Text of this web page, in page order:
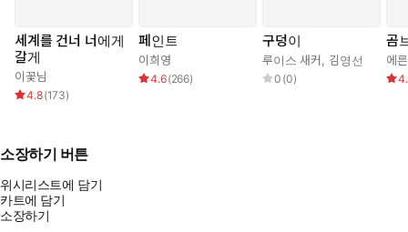
세계를 건너 너에게
갈게
이꽃님
4.8(173)
페인트
이희영
4.6(266)
구덩이
루이스 새커 김영선
0 (0)
곰
소장하기 버튼
위시리스트에 담기
카트에 담기
소장하기